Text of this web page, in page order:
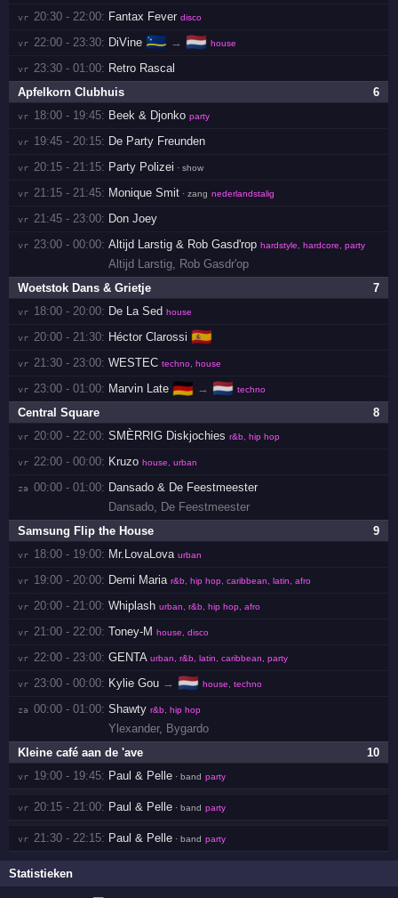
vr 20:30 - 22:00: Fantax Fever disco
vr 22:00 - 23:30: DiVine 🇨🇼 → 🇳🇱 house
vr 23:30 - 01:00: Retro Rascal
6
Apfelkorn Clubhuis
vr 18:00 - 19:45: Beek & Djonko party
vr 19:45 - 20:15: De Party Freunden
vr 20:15 - 21:15: Party Polizei · show
vr 21:15 - 21:45: Monique Smit · zang nederlandstalig
vr 21:45 - 23:00: Don Joey
vr 23:00 - 00:00: Altijd Larstig & Rob Gasd'rop hardstyle, hardcore, party
Altijd Larstig
Rob Gasdr'op
7
Woetstok Dans & Grietje
vr 18:00 - 20:00: De La Sed house
vr 20:00 - 21:30: Héctor Clarossi 🇪🇸
vr 21:30 - 23:00: WESTEC techno, house
vr 23:00 - 01:00: Marvin Late 🇩🇪 → 🇳🇱 techno
8
Central Square
vr 20:00 - 22:00: SMÈRRIG Diskjochies r&b, hip hop
vr 22:00 - 00:00: Kruzo house, urban
za 00:00 - 01:00: Dansado & De Feestmeester
Dansado
De Feestmeester
9
Samsung Flip the House
vr 18:00 - 19:00: Mr.LovaLova urban
vr 19:00 - 20:00: Demi Maria r&b, hip hop, caribbean, latin, afro
vr 20:00 - 21:00: Whiplash urban, r&b, hip hop, afro
vr 21:00 - 22:00: Toney-M house, disco
vr 22:00 - 23:00: GENTA urban, r&b, latin, caribbean, party
vr 23:00 - 00:00: Kylie Gou → 🇳🇱 house, techno
za 00:00 - 01:00: Shawty r&b, hip hop
Ylexander, Bygardo
10
Kleine café aan de 'ave
vr 19:00 - 19:45: Paul & Pelle · band party
vr 20:15 - 21:00: Paul & Pelle · band party
vr 21:30 - 22:15: Paul & Pelle · band party
Statistieken